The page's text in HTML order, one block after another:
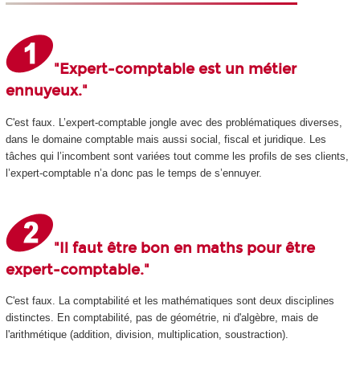
"Expert-comptable est un métier
ennuyeux."
C'est faux. L’expert-comptable jongle avec des problématiques diverses,
dans le domaine comptable mais aussi social, fiscal et juridique. Les
tâches qui l’incombent sont variées tout comme les profils de ses clients,
l’expert-comptable n’a donc pas le temps de s’ennuyer.
"Il faut être bon en maths pour être
expert-comptable."
C'est faux. La comptabilité et les mathématiques sont deux disciplines
distinctes. En comptabilité, pas de géométrie, ni d'algèbre, mais de
l'arithmétique (addition, division, multiplication, soustraction).